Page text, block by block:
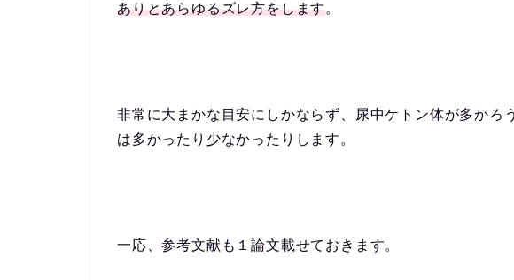
ありとあらゆるズレ方をします。
非常に大まかな目安にしかならず、尿中ケトン体が多かろ
は多かったり少なかったりします。
一応、参考文献も１論文載せておきます。